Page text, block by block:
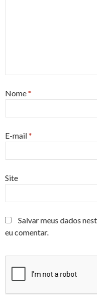
Nome*
E-mail*
Site
Salvar meus dados
eu comentar.